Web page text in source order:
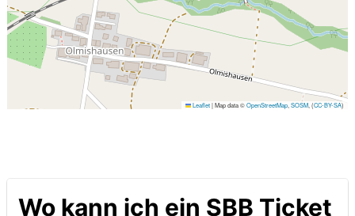
Leaflet|Map data ©OpenStreetMap ,SOSM , (CC-BY-SA)
Wo kann ich ein SBB Ticket